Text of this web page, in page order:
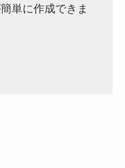
単に作成できま